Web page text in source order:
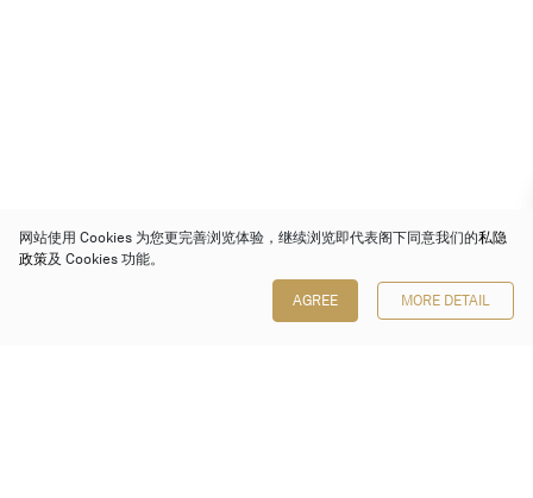
网站使用 Cookies 为您更完善浏览体验，继续浏览即代表阁下同意我们的私隐
政策及 Cookies 功能。
AGREE MORE DETAIL